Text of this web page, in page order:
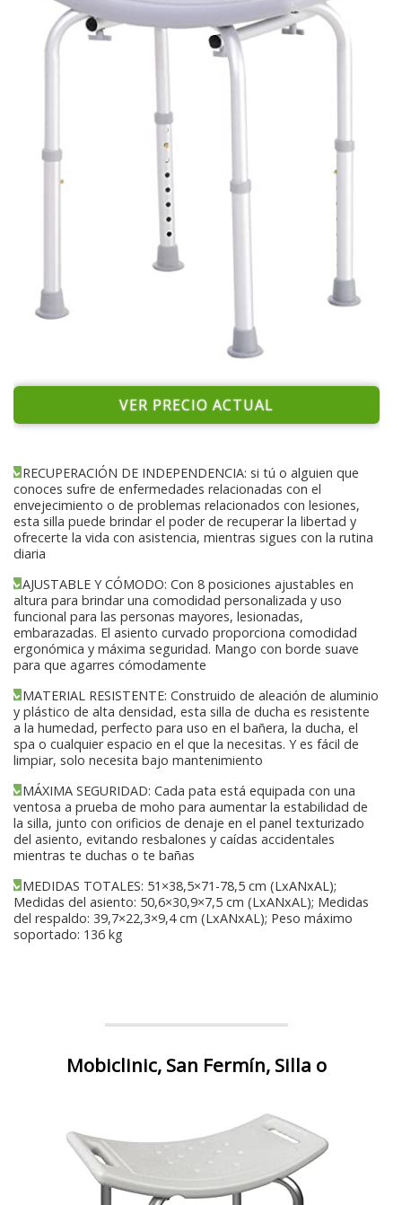
VER PRECIO ACTUAL
RECUPERACIÓN DE INDEPENDENCIA: si tú o alguien que
conoces sufre de enfermedades relacionadas con el
envejecimiento o de problemas relacionados con lesiones,
esta silla puede brindar el poder de recuperar la libertad y
ofrecerte la vida con asistencia, mientras sigues con la rutina
diaria
AJUSTABLE Y CÓMODO: Con 8 posiciones ajustables en
altura para brindar una comodidad personalizada y uso
funcional para las personas mayores, lesionadas,
embarazadas. El asiento curvado proporciona comodidad
ergonómica y máxima seguridad. Mango con borde suave
para que agarres cómodamente
MATERIAL RESISTENTE: Construido de aleación de aluminio
y plástico de alta densidad, esta silla de ducha es resistente
a la humedad, perfecto para uso en el bañera, la ducha, el
spa o cualquier espacio en el que la necesitas. Y es fácil de
limpiar, solo necesita bajo mantenimiento
MÁXIMA SEGURIDAD: Cada pata está equipada con una
ventosa a prueba de moho para aumentar la estabilidad de
la silla, junto con orificios de denaje en el panel texturizado
del asiento, evitando resbalones y caídas accidentales
mientras te duchas o te bañas
MEDIDAS TOTALES: 51×38,5×71-78,5 cm (LxANxAL);
Medidas del asiento: 50,6×30,9×7,5 cm (LxANxAL); Medidas
del respaldo: 39,7×22,3×9,4 cm (LxANxAL); Peso máximo
soportado: 136 kg
Mobiclinic, San Fermín, Silla o